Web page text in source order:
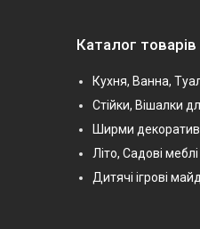
Каталог товарів
Кухня, Ванна,
Стійки, Вішалки
Ширми
Літо, Садові меблі
Дитячі ігрові